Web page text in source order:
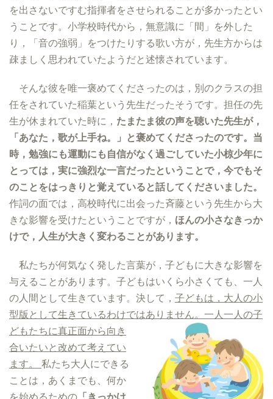
を出さないですむ指揮者をさせられることが多かったとい
うことです。小学校時代から，無意識に「間」を外した
り，「音の強弱」をつけたりする歌い方が，先生方からは
疎ましく思われていたようだと述懐されています。
そんな彼を唯一褒めてくださったのは，別のクラスの担
任をされていた稲葉という先生だったそうです。担任の先
生が休まれていた時に， たまたま彼の声を聴いた先生が，
「あなた，歌が上手ね。」と褒めてくださったのです。当
時，勉強にも運動にも自信がなく過ごしていた小椋少年に
とっては，実に強烈な一言だったということで，今でもそ
のことをはっきりと覚えていると話してくださいました。
作詞の面では，高校時代に出会った斉藤という先生から大
きな影響を受けたということですが， ほんの小さなきっか
けで，人生が大きく変わることがあります。
私たちが何気なく発した言葉が，子どもに大きな影響を
与えることがあります。子どもはいくら小さくても、一人
の人間として生きています。決して， 子どもは，大人の小
型版として生きているわけではありません。一人一人の子
どもたちに真正面から向き
合いたいと改めて考えてい
ます。 私たち大人にできる
ことは，あくまでも、何か
を始めるための 「きっかけ